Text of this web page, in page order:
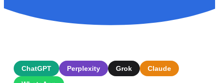
ChatGPT Perplexity Grok
Claude